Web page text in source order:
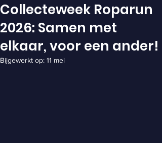
Collecteweek Roparun
2026: Samen met
elkaar, voor een ander!
Bijgewerkt op: 11 mei